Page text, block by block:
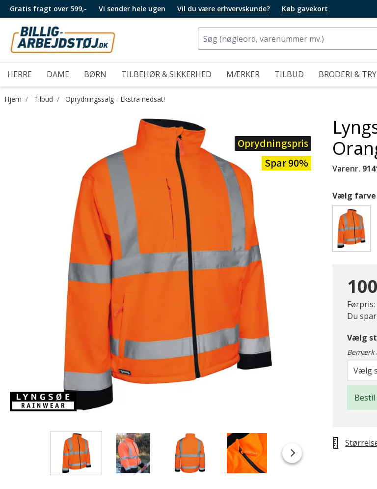
Gratis fragt over 599,- Vi sender hele ugen Vil du være erhvervskunde? Køb gavekort
HERRE DAME BØRN TILBEHØR & SIKKERHED MÆRKER TILBUD BRODERI &
Hjem Tilbud Oprydningssalg - Ekstra nedsat!
Oprydningspris
Spar 90%
Varenr.
Vælg farve
Førpris:
Du
Vælg
Bemærk
Vælg
Bestil